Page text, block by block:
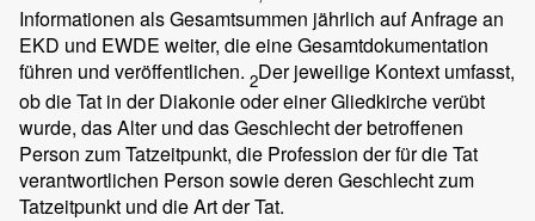
Informationen als Gesamtsummen jährlich auf Anfrage an
EKD und EWDE weiter, die eine Gesamtdokumentation
führen und veröffentlichen. 2Der jeweilige Kontext umfasst,
ob die Tat in der Diakonie oder einer Gliedkirche verübt
wurde, das Alter und das Geschlecht der betroffenen
Person zum Tatzeitpunkt, die Profession der für die Tat
verantwortlichen Person sowie deren Geschlecht zum
Tatzeitpunkt und die Art der Tat.